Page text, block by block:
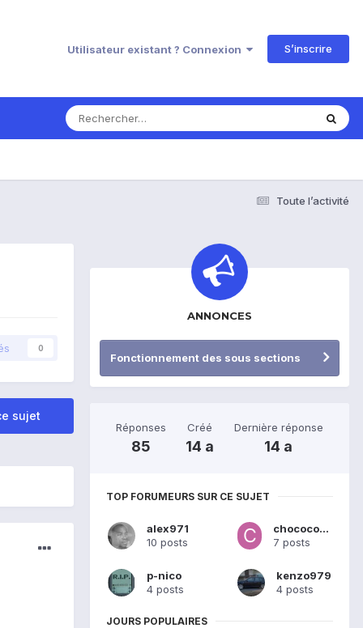
Utilisateur existant ? Connexion S’inscrire
Toute l’activité
0
sujet
ANNONCES
Fonctionnement des sous sections
Réponses
85
Créé
14 a
Dernière réponse
14 a
TOP FORUMEURS SUR CE SUJET
alex971
10 posts
chococo012
7 posts
p-nico
4 posts
kenzo979
4 posts
JOURS POPULAIRES